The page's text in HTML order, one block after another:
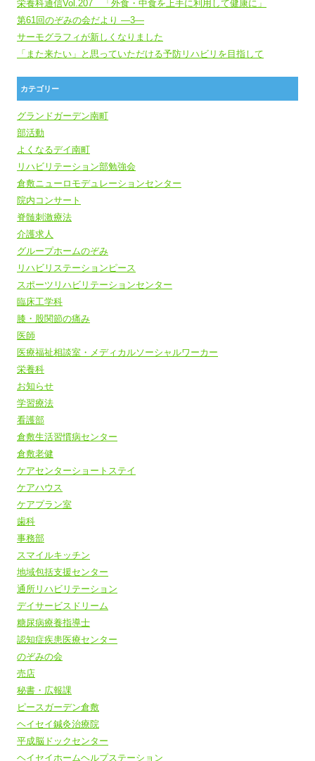
栄養科通信Vol.207 「外食・中食を上手に利用して健康に」
第61回のぞみの会だより ―3―
サーモグラフィが新しくなりました
「また来たい」と思っていただける予防リハビリを目指して
カテゴリー
グランドガーデン南町
部活動
よくなるデイ南町
リハビリテーション部勉強会
倉敷ニューロモデュレーションセンター
院内コンサート
脊髄刺激療法
介護求人
グループホームのぞみ
リハビリステーションピース
スポーツリハビリテーションセンター
臨床工学科
膝・股関節の痛み
医師
医療福祉相談室・メディカルソーシャルワーカー
栄養科
お知らせ
学習療法
看護部
倉敷生活習慣病センター
倉敷老健
ケアセンターショートステイ
ケアハウス
ケアプラン室
歯科
事務部
スマイルキッチン
地域包括支援センター
通所リハビリテーション
デイサービスドリーム
糖尿病療養指導士
認知症疾患医療センター
のぞみの会
売店
秘書・広報課
ピースガーデン倉敷
ヘイセイ鍼灸治療院
平成脳ドックセンター
ヘイセイホームヘルプステーション